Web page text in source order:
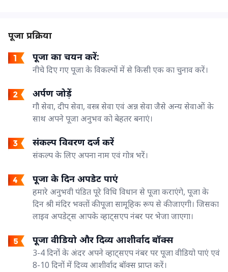
पूजा प्रक्रिया
पूजा का चयन करें:
नीचे दिए गए पूजा के विकल्पों में से किसी एक का चुनाव करें।
अर्पण जोड़ें
गौ सेवा, दीप सेवा, वस्त्र सेवा एवं अन्न सेवा जैसे अन्य सेवाओं के
साथ अपने पूजा अनुभव को बेहतर बनाएं।
संकल्प विवरण दर्ज करें
संकल्प के लिए अपना नाम एवं गोत्र भरें।
पूजा के दिन अपडेट पाएं
हमारे अनुभवी पंडित पूरे विधि विधान से पूजा कराएंगे, पूजा के
दिन श्री मंदिर भक्तों की पूजा सामूहिक रूप से की जाएगी। जिसका
लाइव अपडेट्स आपके व्हाट्सएप नंबर पर भेजा जाएगा।
पूजा वीडियो और दिव्य आशीर्वाद बॉक्स
3-4 दिनों के अंदर अपने व्हाट्सएप नंबर पर पूजा वीडियो पाएं एवं
8-10 दिनों में दिव्य आशीर्वाद बॉक्स प्राप्त करें।